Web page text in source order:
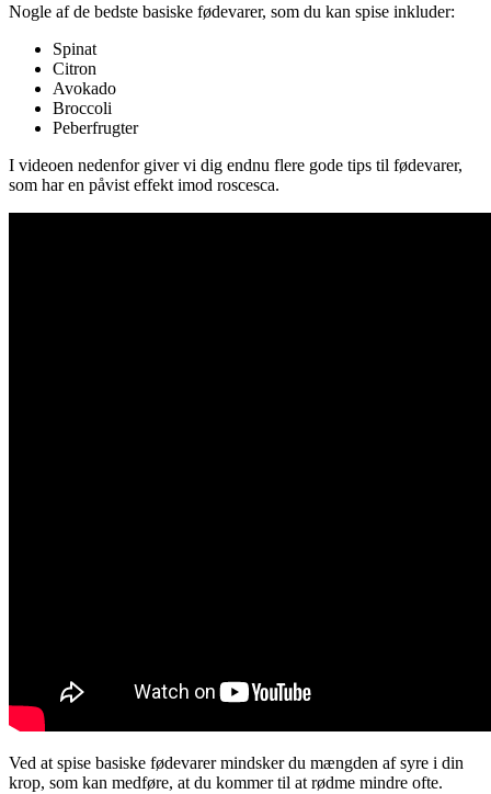
Nogle af de bedste basiske fødevarer, som du kan spise inkluder:
Spinat
Citron
Avokado
Broccoli
Peberfrugter
I videoen nedenfor giver vi dig endnu flere gode tips til fødevarer,
som har en påvist effekt imod roscesca.
Ved at spise basiske fødevarer mindsker du mængden af syre i din
krop, som kan medføre, at du kommer til at rødme mindre ofte.